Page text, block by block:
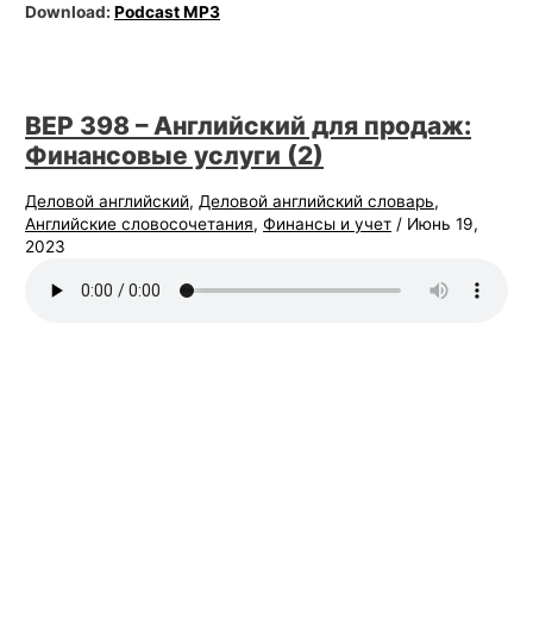
Download:Podcast MP3
BEP 398 – Английский для продаж:
Финансовые услуги (2)
Деловой английский, Деловой английский словарь,
Английские словосочетания,Финансы и учет / Июнь 19,
2023